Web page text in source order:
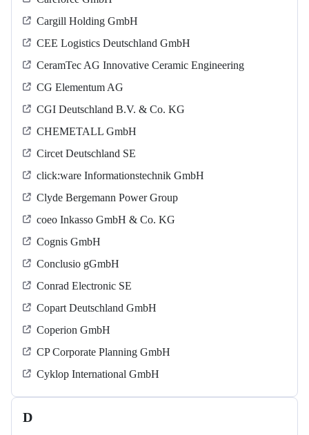
Cargill Holding GmbH
CEE Logistics Deutschland GmbH
CeramTec AG Innovative Ceramic Engineering
CG Elementum AG
CGI Deutschland B.V. & Co. KG
CHEMETALL GmbH
Circet Deutschland SE
click:ware Informationstechnik GmbH
Clyde Bergemann Power Group
coeo Inkasso GmbH & Co. KG
Cognis GmbH
Conclusio gGmbH
Conrad Electronic SE
Copart Deutschland GmbH
Coperion GmbH
CP Corporate Planning GmbH
Cyklop International GmbH
D